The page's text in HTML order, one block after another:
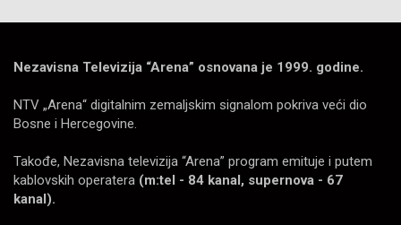
Nezavisna Televizija “Arena” osnovana je 1999. godine.
NTV „Arena“ digitalnim zemaljskim signalom pokriva veći dio
Bosne i Hercegovine.
Takođe, Nezavisna televizija “Arena” program emituje i putem
kablovskih operatera (m:tel - 84 kanal, supernova - 67
kanal).